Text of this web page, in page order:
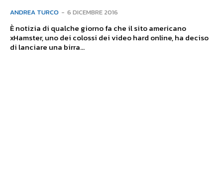
ANDREA TURCO - 6 DICEMBRE 2016
È notizia di qualche giorno fa che il sito americano
xHamster, uno dei colossi dei video hard online, ha deciso
di lanciare una birra...